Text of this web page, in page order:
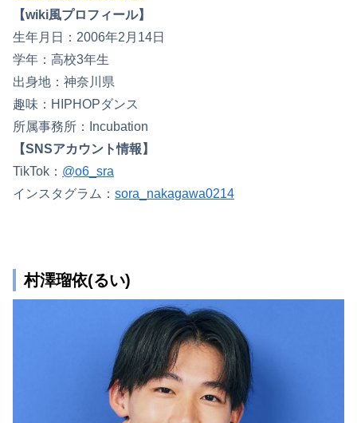
【wiki風プロフィール】
生年月日：2006年2月14日
学年：高校3年生
出身地：神奈川県
趣味：HIPHOPダンス
所属事務所：Incubation
【SNSアカウント情報】
TikTok： @o6_sra
インスタグラム： sora_nakagawa0214
村澤瑠依(るい)